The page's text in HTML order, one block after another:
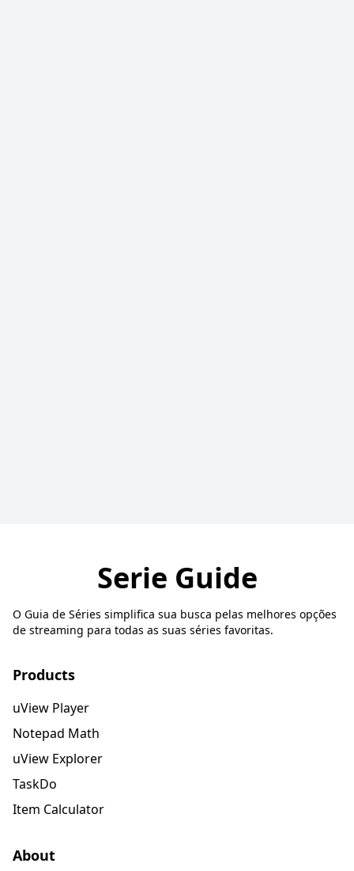
Serie Guide
O Guia de Séries simplifica sua busca pelas melhores opções
de streaming para todas as suas séries favoritas.
Products
uView Player
Notepad Math
uView Explorer
TaskDo
Item Calculator
About